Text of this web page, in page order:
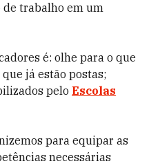
de trabalho em um
é: olhe para o que
já estão postas;
pelo Escolas
para equipar as
necessárias